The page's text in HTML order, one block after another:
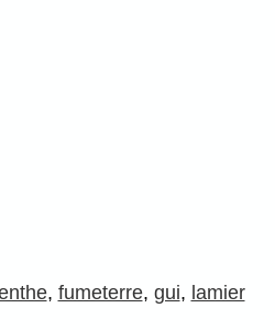
, fumeterre, gui, lamier